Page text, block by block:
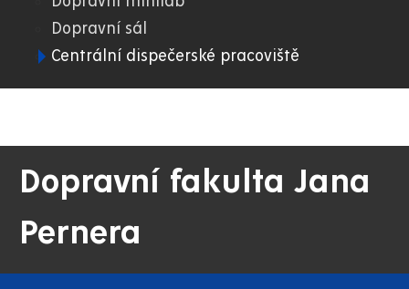
DFJP
Dopravní sál
Centrální dispečerské pracoviště
Dopravní fakulta Jana
Pernera